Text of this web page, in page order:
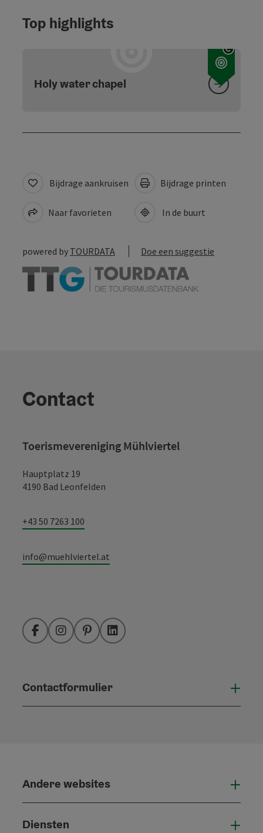
Top highlights
Holy water chapel
Bijdrage aankruisen
Naar favorieten
Bijdrage printen
In de buurt
powered by TOURDATA Doe een suggestie
Contact
Toerismevereniging Mühlviertel
Hauptplatz 19
4190 Bad Leonfelden
+43 50 7263 100
info@muehlviertel.at
FacebookInstagramPinterestLinkedIn
Contactformulier
Andere websites
Diensten